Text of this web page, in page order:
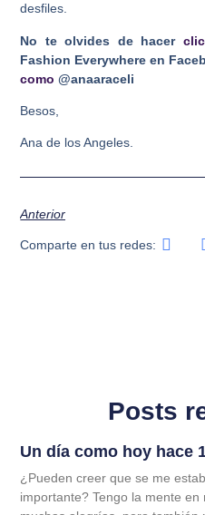
desfiles.
No te olvides de hacer
Fashion Everywhere en
como @anaaraceli
Besos,
Ana de los Angeles.
Anterior
Comparte en tus redes:
Posts
Un día como hoy hace
¿Pueden creer que se me
importante? Tengo la mente